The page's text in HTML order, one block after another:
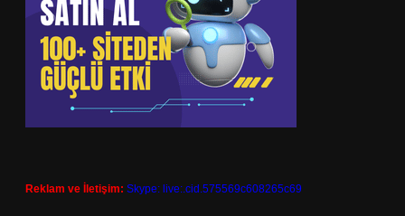
Reklam ve İletişim: Skype: live:.cid.575569c608265c69